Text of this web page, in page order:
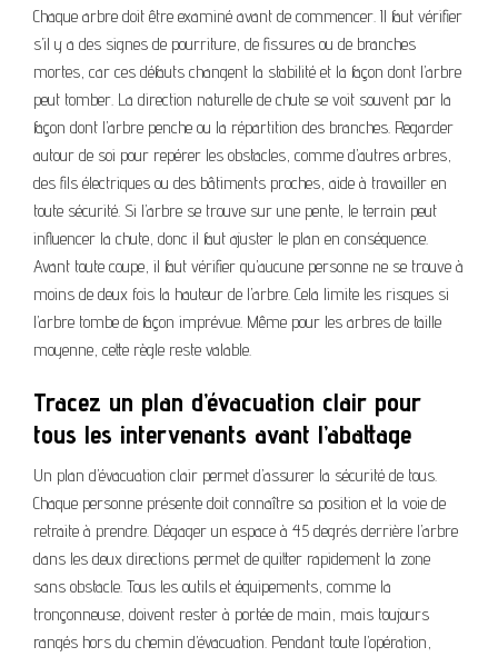
Chaque arbre doit être examiné avant de commencer. Il faut vérifier
s’il y a des signes de pourriture, de fissures ou de branches
mortes, car ces défauts changent la stabilité et la façon dont l’arbre
peut tomber. La direction naturelle de chute se voit souvent par la
façon dont l’arbre penche ou la répartition des branches. Regarder
autour de soi pour repérer les obstacles, comme d’autres arbres,
des fils électriques ou des bâtiments proches, aide à travailler en
toute sécurité. Si l’arbre se trouve sur une pente, le terrain peut
influencer la chute, donc il faut ajuster le plan en conséquence.
Avant toute coupe, il faut vérifier qu’aucune personne ne se trouve à
moins de deux fois la hauteur de l’arbre. Cela limite les risques si
l’arbre tombe de façon imprévue. Même pour les arbres de taille
moyenne, cette règle reste valable.
Tracez un plan d’évacuation clair pour
tous les intervenants avant l’abattage
Un plan d’évacuation clair permet d’assurer la sécurité de tous.
Chaque personne présente doit connaître sa position et la voie de
retraite à prendre. Dégager un espace à 45 degrés derrière l’arbre
dans les deux directions permet de quitter rapidement la zone
sans obstacle. Tous les outils et équipements, comme la
tronçonneuse, doivent rester à portée de main, mais toujours
rangés hors du chemin d’évacuation. Pendant toute l’opération,